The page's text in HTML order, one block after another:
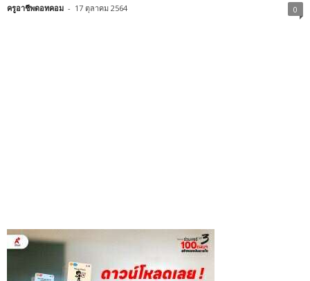
ครูอาชีพดอทคอม - 17 ตุลาคม 2564 0